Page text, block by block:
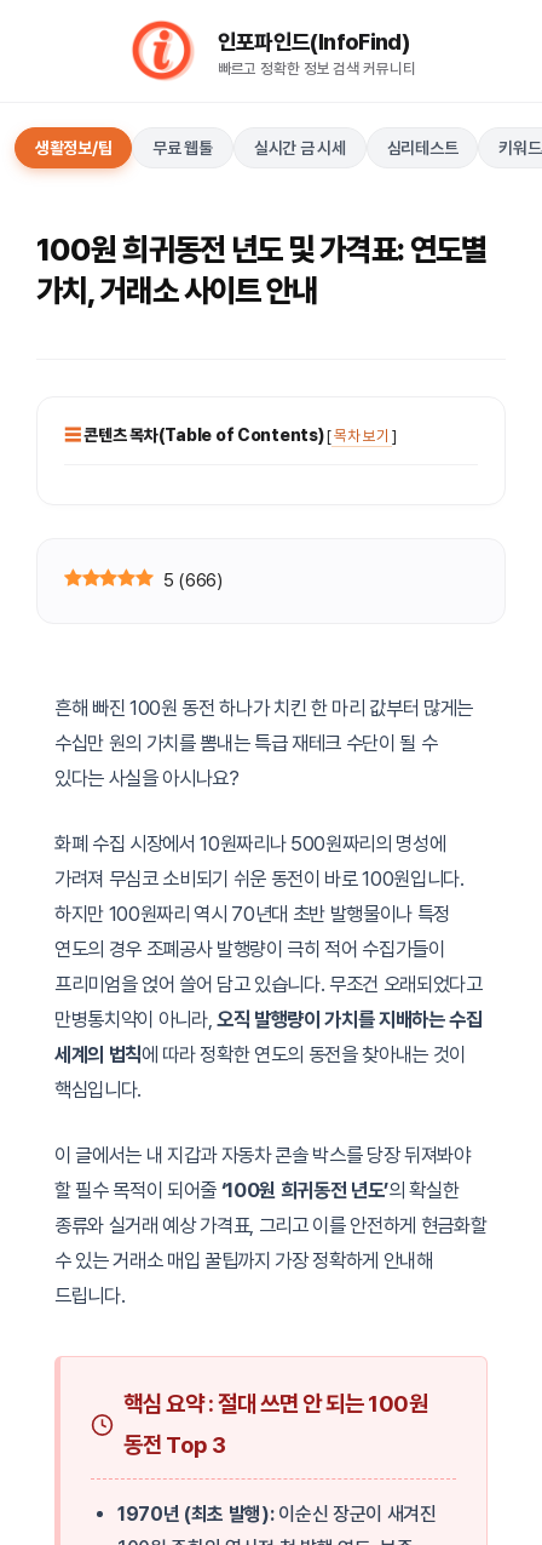
인포파인드(InfoFind)​​​​
빠르고 정확한 정보 검색 커뮤니티
생활정보/팁 무료 웹툴 실시간 금 시세 심리테스트 키워
100원 희귀동전 년도 및 가격표: 연도별
가치, 거래소 사이트 안내
콘텐츠 목차(Table of Contents)[목차 보기 ]
5 (666)
흔해 빠진 100원 동전 하나가 치킨 한 마리 값부터 많게는
수십만 원의 가치를 뽐내는 특급 재테크 수단이 될 수
있다는 사실을 아시나요?
화폐 수집 시장에서 10원짜리나 500원짜리의 명성에
가려져 무심코 소비되기 쉬운 동전이 바로 100원입니다.
하지만 100원짜리 역시 70년대 초반 발행물이나 특정
연도의 경우 조폐공사 발행량이 극히 적어 수집가들이
프리미엄을 얹어 쓸어 담고 있습니다. 무조건 오래되었다고
만병통치약이 아니라,오직 발행량이 가치를 지배하는 수집
세계의 법칙에 따라 정확한 연도의 동전을 찾아내는 것이
핵심입니다.
이 글에서는 내 지갑과 자동차 콘솔 박스를 당장 뒤져봐야
할 필수 목적이 되어줄 ‘100원 희귀동전 년도’의 확실한
종류와 실거래 예상 가격표, 그리고 이를 안전하게 현금화할
수 있는 거래소 매입 꿀팁까지 가장 정확하게 안내해
드립니다.
핵심 요약 : 절대 쓰면 안 되는 100원
동전 Top 3
1970년 (최초 발행):이순신 장군이 새겨진